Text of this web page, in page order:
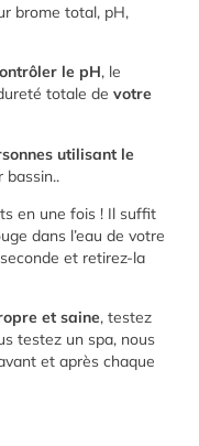
brome total, pH,
le pH, le
totale de votre
utilisant le
bassin..
en une fois ! Il suffit
dans l’eau de votre
et retirez-la
et saine, testez
testez un spa, nous
et après chaque